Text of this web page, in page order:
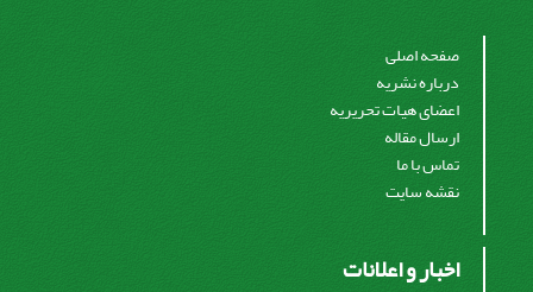
صفحه اصلی
درباره نشریه
اعضای هیات تحریریه
ارسال مقاله
تماس با ما
نقشه سایت
اخبار و اعلانات